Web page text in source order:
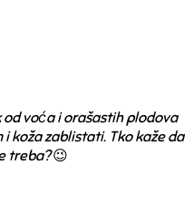
voća i orašastih plodova
koža zablistati. Tko kaže da
treba?😉